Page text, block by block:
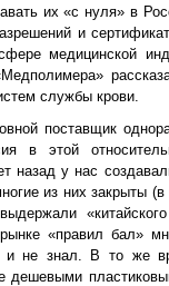
их «с нуля» в
и
медицинской
службы крови.
поставщик
в этой
назад у нас
из них закрыты
«правил бал»
и не знал. В то же
дешевыми